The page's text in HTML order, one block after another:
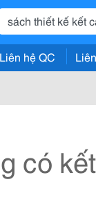
Liên hệ QC
có